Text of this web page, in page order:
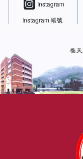
Instagram
Instagram 帳號